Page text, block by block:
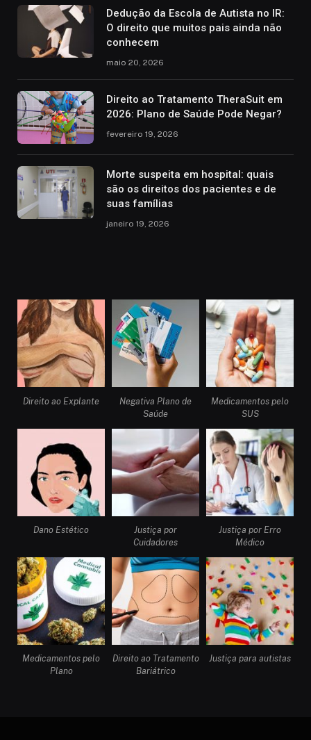
Dedução da Escola de Autista no IR:
O direito que muitos pais ainda não
conhecem
maio 20, 2026
Direito ao Tratamento TheraSuit em
2026: Plano de Saúde Pode Negar?
fevereiro 19, 2026
Morte suspeita em hospital: quais
são os direitos dos pacientes e de
suas famílias
janeiro 19, 2026
Direito ao Explante
Negativa Plano de
Saúde
Medicamentos pelo
SUS
Dano Estético
Justiça por
Cuidadores
Justiça por Erro
Médico
Medicamentos pelo
Plano
Direito ao Tratamento
Bariátrico
Justiça para autistas